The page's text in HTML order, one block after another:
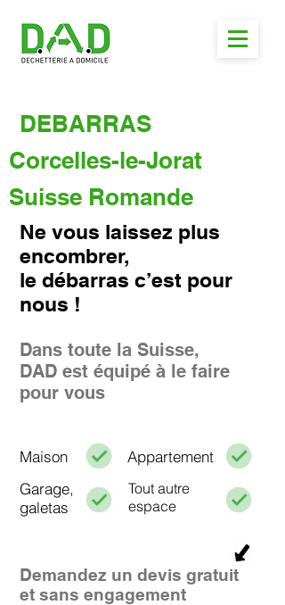
DEBARRAS
Corcelles-le-Jorat
Suisse Romande
Ne vous laissez plus
encombrer,
le débarras c’est pour
nous !
Dans toute la Suisse,
DAD est équipé à le faire
pour vous
Maison
Appartement
Garage,
galetas
Tout autre
espace
Demandez un devis gratuit
et sans engagement